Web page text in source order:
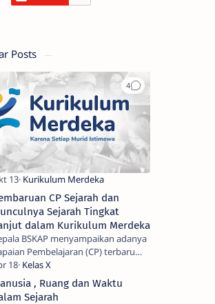
Posts
CP Sejarah dan
Sejarah Tingkat
dalam Kurikulum Merdeka
BSKAP menyampaikan adanya
Pembelajaran (CP) terbaru
keputusan Nomor
H/KR/2024 tentang Capaian
terbaru satuan p…
, Ruang dan Waktu
Sejarah